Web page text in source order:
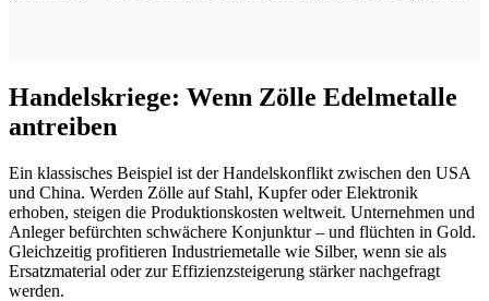
Handelskriege: Wenn Zölle Edelmetalle
antreiben
Ein klassisches Beispiel ist der Handelskonflikt zwischen den USA
und China. Werden Zölle auf Stahl, Kupfer oder Elektronik
erhoben, steigen die Produktionskosten weltweit. Unternehmen und
Anleger befürchten schwächere Konjunktur – und flüchten in Gold.
Gleichzeitig profitieren Industriemetalle wie Silber, wenn sie als
Ersatzmaterial oder zur Effizienzsteigerung stärker nachgefragt
werden.